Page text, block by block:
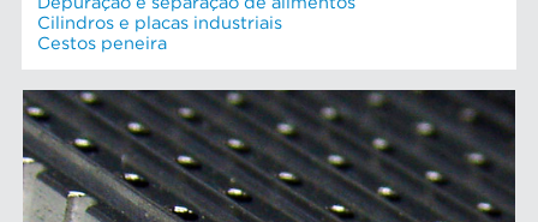
Cilindros e placas industriais
Cestos peneira